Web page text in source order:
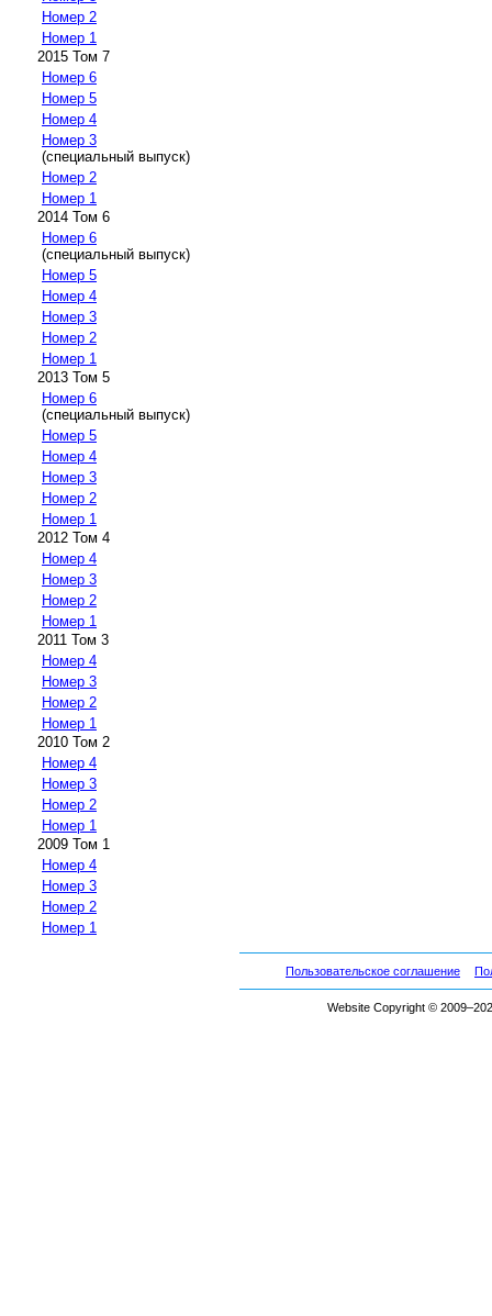
Номер 2
Номер 1
2015 Том 7
Номер 6
Номер 5
Номер 4
Номер 3
(специальный выпуск)
Номер 2
Номер 1
2014 Том 6
Номер 6
(специальный выпуск)
Номер 5
Номер 4
Номер 3
Номер 2
Номер 1
2013 Том 5
Номер 6
(специальный выпуск)
Номер 5
Номер 4
Номер 3
Номер 2
Номер 1
2012 Том 4
Номер 4
Номер 3
Номер 2
Номер 1
2011 Том 3
Номер 4
Номер 3
Номер 2
Номер 1
2010 Том 2
Номер 4
Номер 3
Номер 2
Номер 1
2009 Том 1
Номер 4
Номер 3
Номер 2
Номер 1
Пользовательское соглашение
Website Copyright ©